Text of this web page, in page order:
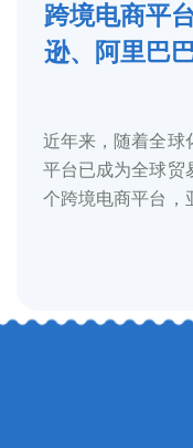
5
2025-3
跨境电商平
逊、阿里巴
近年来，随着全球
平台已成为全球贸
个跨境电商平台，